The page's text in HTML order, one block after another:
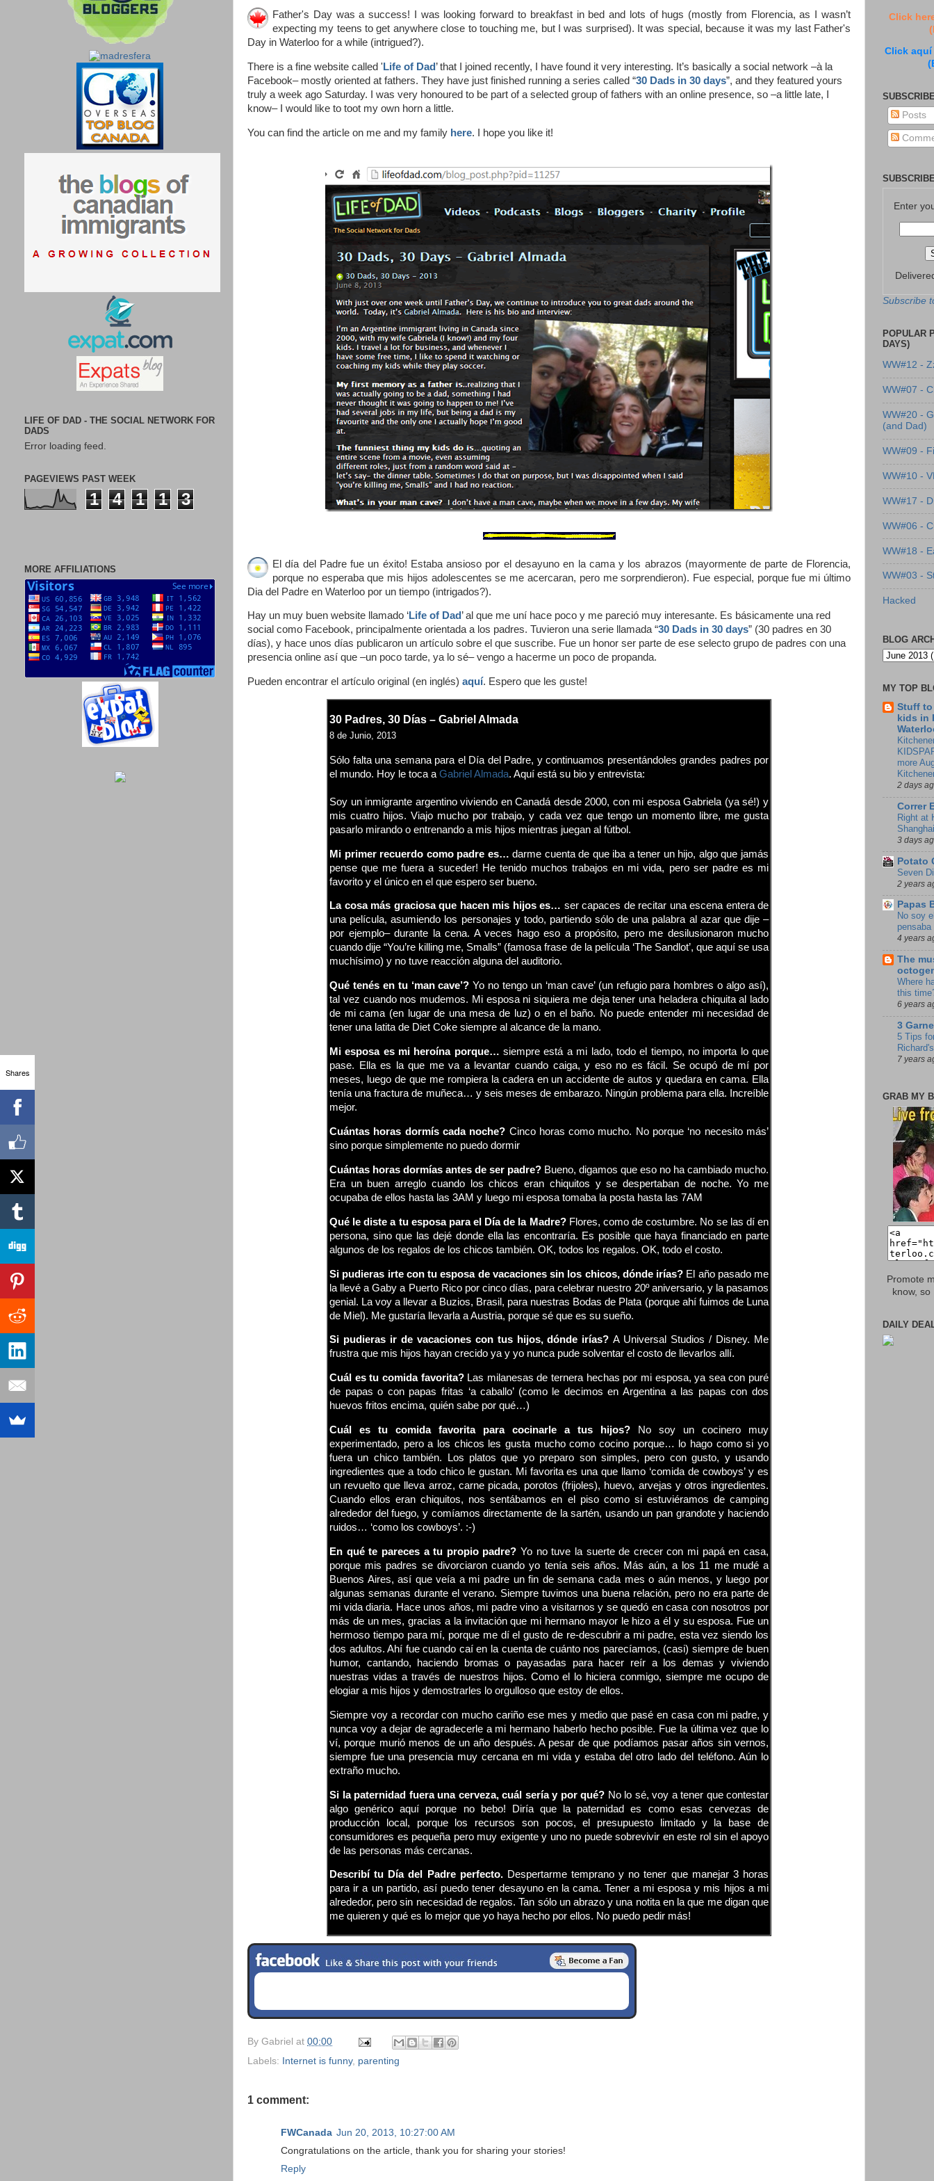
Father's Day was a success! I was looking forward to breakfast in bed and lots of hugs (mostly from Florencia, as I wasn’t
expecting my teens to get anywhere close to touching me, but I was surprised). It was special, because it was my last Father's
Day in Waterloo for a while (intrigued?).
There is a fine website called ' Life of Dad ’ that I joined recently, I have found it very interesting. It’s basically a social network –à la
Facebook– mostly oriented at fathers. They have just finished running a series called “30 Dads in 30 days”, and they featured yours
truly a week ago Saturday. I was very honoured to be part of a selected group of fathers with an online presence, so –a little late, I
know– I would like to toot my own horn a little.
You can find the article on me and my family here. I hope you like it!
El día del Padre fue un éxito! Estaba ansioso por el desayuno en la cama y los abrazos (mayormente de parte de Florencia,
porque no esperaba que mis hijos adolescentes se me acercaran, pero me sorprendieron). Fue especial, porque fue mi último
Dia del Padre en Waterloo por un tiempo (intrigados?).
Hay un muy buen website llamado ‘Life of Dad’ al que me uní hace poco y me pareció muy interesante. Es básicamente una red
social como Facebook, principalmente orientada a los padres. Tuvieron una serie llamada “30 Dads in 30 days” (30 padres en 30
días), y hace unos días publicaron un artículo sobre el que suscribe. Fue un honor ser parte de ese selecto grupo de padres con una
presencia online así que –un poco tarde, ya lo sé– vengo a hacerme un poco de propanda.
Pueden encontrar el artículo original (en inglés) aquí. Espero que les guste!
30 Padres, 30 Días – Gabriel Almada
8 de Junio, 2013
Sólo falta una semana para el Día del Padre, y continuamos presentándoles grandes padres por
el mundo. Hoy le toca a Gabriel Almada. Aquí está su bio y entrevista:
Soy un inmigrante argentino viviendo en Canadá desde 2000, con mi esposa Gabriela (ya sé!) y
mis cuatro hijos. Viajo mucho por trabajo, y cada vez que tengo un momento libre, me gusta
pasarlo mirando o entrenando a mis hijos mientras juegan al fútbol.
Mi primer recuerdo como padre es…darme cuenta de que iba a tener un hijo, algo que jamás
pense que me fuera a suceder! He tenido muchos trabajos en mi vida, pero ser padre es mi
favorito y el único en el que espero ser bueno.
La cosa más graciosa que hacen mis hijos es… ser capaces de recitar una escena entera de
una película, asumiendo los personajes y todo, partiendo sólo de una palabra al azar que dije –
por ejemplo– durante la cena. A veces hago eso a propósito, pero me desilusionaron mucho
cuando dije “You’re killing me, Smalls” (famosa frase de la película ‘The Sandlot’, que aquí se usa
muchísimo) y no tuve reacción alguna del auditorio.
Qué tenés en tu ‘man cave’?Yo no tengo un ‘man cave’ (un refugio para hombres o algo así),
tal vez cuando nos mudemos. Mi esposa ni siquiera me deja tener una heladera chiquita al lado
de mi cama (en lugar de una mesa de luz) o en el baño. No puede entender mi necesidad de
tener una latita de Diet Coke siempre al alcance de la mano.
Mi esposa es mi heroína porque…siempre está a mi lado, todo el tiempo, no importa lo que
pase. Ella es la que me va a levantar cuando caiga, y eso no es fácil. Se ocupó de mí por
meses, luego de que me rompiera la cadera en un accidente de autos y quedara en cama. Ella
tenía una fractura de muñeca… y seis meses de embarazo. Ningún problema para ella. Increíble
mejor.
Cuántas horas dormís cada noche? Cinco horas como mucho. No porque ‘no necesito más’
sino porque simplemente no puedo dormir
Cuántas horas dormías antes de ser padre? Bueno, digamos que eso no ha cambiado mucho.
Era un buen arreglo cuando los chicos eran chiquitos y se despertaban de noche. Yo me
ocupaba de ellos hasta las 3AM y luego mi esposa tomaba la posta hasta las 7AM
Qué le diste a tu esposa para el Día de la Madre? Flores, como de costumbre. No se las dí en
persona, sino que las dejé donde ella las encontraría. Es posible que haya financiado en parte
algunos de los regalos de los chicos también. OK, todos los regalos. OK, todo el costo.
Si pudieras irte con tu esposa de vacaciones sin los chicos, dónde irías? El año pasado me
la llevé a Gaby a Puerto Rico por cinco días, para celebrar nuestro 20º aniversario, y la pasamos
genial. La voy a llevar a Buzios, Brasil, para nuestras Bodas de Plata (porque ahí fuimos de Luna
de Miel). Me gustaría llevarla a Austria, porque sé que es su sueño.
Si pudieras ir de vacaciones con tus hijos, dónde irías?A Universal Studios / Disney. Me
frustra que mis hijos hayan crecido ya y yo nunca pude solventar el costo de llevarlos allí.
Cuál es tu comida favorita? Las milanesas de ternera hechas por mi esposa, ya sea con puré
de papas o con papas fritas ‘a caballo’ (como le decimos en Argentina a las papas con dos
huevos fritos encima, quién sabe por qué…)
Cuál es tu comida favorita para cocinarle a tus hijos?
No soy un cocinero muy
experimentado, pero a los chicos les gusta mucho como cocino porque… lo hago como si yo
fuera un chico también. Los platos que yo preparo son simples, pero con gusto, y usando
ingredientes que a todo chico le gustan. Mi favorita es una que llamo ‘comida de cowboys’ y es
un revuelto que lleva arroz, carne picada, porotos (frijoles), huevo, arvejas y otros ingredientes.
Cuando ellos eran chiquitos, nos sentábamos en el piso como si estuviéramos de camping
alrededor del fuego, y comíamos directamente de la sartén, usando un pan grandote y haciendo
ruidos… ‘como los cowboys’. :-)
En qué te pareces a tu propio padre?Yo no tuve la suerte de crecer con mi papá en casa,
porque mis padres se divorciaron cuando yo tenía seis años. Más aún, a los 11 me mudé a
Buenos Aires, así que veía a mi padre un fin de semana cada mes o aún menos, y luego por
algunas semanas durante el verano. Siempre tuvimos una buena relación, pero no era parte de
mi vida diaria. Hace unos años, mi padre vino a visitarnos y se quedó en casa con nosotros por
más de un mes, gracias a la invitación que mi hermano mayor le hizo a él y su esposa. Fue un
hermoso tiempo para mí, porque me dí el gusto de re-descubrir a mi padre, esta vez siendo los
dos adultos. Ahí fue cuando caí en la cuenta de cuánto nos parecíamos, (casi) siempre de buen
humor, cantando, haciendo bromas o payasadas para hacer reír a los demas y viviendo
nuestras vidas a través de nuestros hijos. Como el lo hiciera conmigo, siempre me ocupo de
elogiar a mis hijos y demostrarles lo orgulloso que estoy de ellos.
Siempre voy a recordar con mucho cariño ese mes y medio que pasé en casa con mi padre, y
nunca voy a dejar de agradecerle a mi hermano haberlo hecho posible. Fue la última vez que lo
ví, porque murió menos de un año después. A pesar de que podíamos pasar años sin vernos,
siempre fue una presencia muy cercana en mi vida y estaba del otro lado del teléfono. Aún lo
extraño mucho.
Si la paternidad fuera una cerveza, cuál sería y por qué? No lo sé, voy a tener que contestar
algo genérico aquí porque no bebo! Diría que la paternidad es como esas cervezas de
producción local, porque los recursos son pocos, el presupuesto limitado y la base de
consumidores es pequeña pero muy exigente y uno no puede sobrevivir en este rol sin el apoyo
de las personas más cercanas.
Describí tu Día del Padre perfecto. Despertarme temprano y no tener que manejar 3 horas
para ir a un partido, así puedo tener desayuno en la cama. Tener a mi esposa y mis hijos a mi
alrededor, pero sin necesidad de regalos. Tan sólo un abrazo y una notita en la que me digan que
me quieren y qué es lo mejor que yo haya hecho por ellos. No puedo pedir más!
By Gabriel at 00:00
Labels: Internet is funny, parenting
1 comment:
FWCanada Jun 20, 2013, 10:27:00 AM
Congratulations on the article, thank you for sharing your stories!
Reply
LIFE OF DAD - THE SOCIAL NETWORK FOR
DADS
Error loading feed.
PAGEVIEWS PAST WEEK
1 4 1 1 3
MORE AFFILIATIONS
Click
Click aquí
Posts
Enter
Subscribe
POPULAR
DAYS)
WW#12 -
WW#07 -
WW#20 -
(and Dad)
WW#09 -
WW#10 -
WW#17 -
WW#06 -
WW#18 -
WW#03 -
Hacked
BLOG
MY TOP
Stuff
kids in
more
2 days
Correr
Right at
Shanghai
3 days
Potato
Seven
2 years
Papas
No soy
4 years
The
Where
this
6 years
3
5 Tips
7 years
GRAB MY
Promote
know,
DAILY
Shares